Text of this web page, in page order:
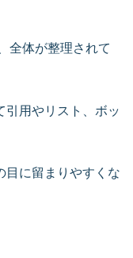
全体が整理されて
引用やリスト、ボッ
目に留まりやすくな